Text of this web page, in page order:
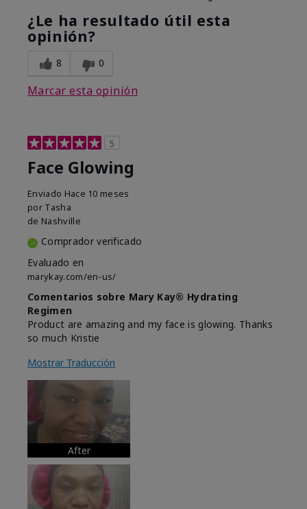
¿Le ha resultado útil esta
opinión?
8 0
Marcar esta opinión
5
Face Glowing
Enviado Hace 10 meses
por Tasha
de Nashville
Comprador verificado
Evaluado en
marykay.com/en-us/
Comentarios sobre Mary Kay® Hydrating
Regimen
Product are amazing and my face is glowing. Thanks
so much Kristie
Mostrar Traducción
After